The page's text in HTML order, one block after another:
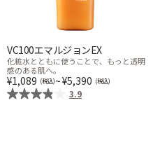
VC100エマルジョンEX
化粧水とともに使うことで、もっと透明
感のある肌へ。
1,089 ~ 5,390
3.9